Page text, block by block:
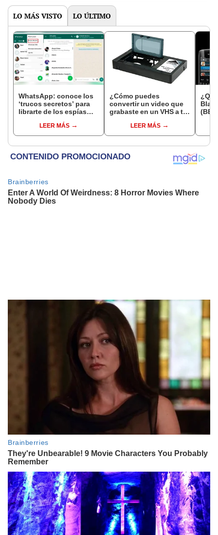
LO MÁS VISTO LO ÚLTIMO
WhatsApp: conoce los
‘trucos secretos’ para
librarte de los espías
LEER MÁS
¿Cómo puedes
convertir un video que
grabaste en un VHS a tu
LEER MÁS